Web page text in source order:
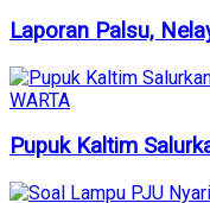
Laporan Palsu,
WARTA
Pupuk Kaltim